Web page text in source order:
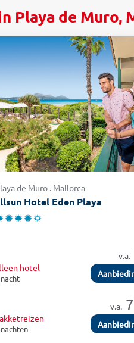
Playa de Muro,
de Muro . Mallorca
Hotel Eden Playa
v.a.
hotel
v.a.